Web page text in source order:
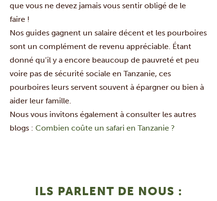
que vous ne devez jamais vous sentir obligé de le
faire !
Nos guides gagnent un salaire décent et les pourboires
sont un complément de revenu appréciable. Étant
donné qu’il y a encore beaucoup de pauvreté et peu
voire pas de sécurité sociale en Tanzanie, ces
pourboires leurs servent souvent à épargner ou bien à
aider leur famille.
Nous vous invitons également à consulter les autres
blogs : Combien coûte un safari en Tanzanie ?
ILS PARLENT DE NOUS :